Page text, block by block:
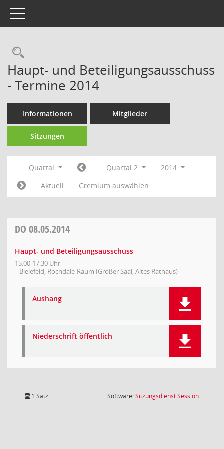
Toggle navigation
Rechercheauswahl
Haupt- und Beteiligungsausschuss
- Termine 2014
Informationen Mitglieder
Sitzungen
Quartal Quartal 2
2014
Aktuell
Gremium auswählen
DO 08.05.2014
Haupt- und Beteiligungsausschuss
15:00-17:30 Uhr
Bielefeld, Rochdale-Raum (Großer Saal, Altes Rathaus)
Aushang
Niederschrift öffentlich
1 Satz Software:SitzungsdienstSession(Wird in